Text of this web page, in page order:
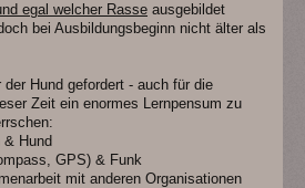
egal welcher Rasse ausgebildet
bei Ausbildungsbeginn nicht älter als
Hund gefordert - auch für die
Zeit ein enormes Lernpensum zu
Hund
GPS) & Funk
mit anderen Organisationen